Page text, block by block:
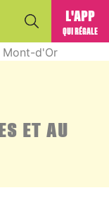
L'APP
QUI RÉGALE
ET AU